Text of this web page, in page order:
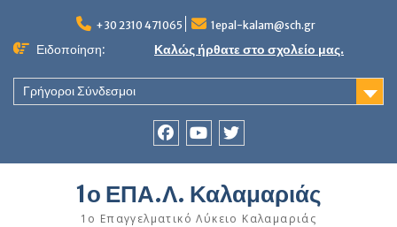
content
+30 2310 471065 1epal-kalam@sch.gr
Ειδοποίηση: Καλώς ήρθατε στο σχολείο μας.
Γρήγοροι Σύνδεσμοι
1ο ΕΠΑ.Λ. Καλαμαριάς
1ο Επαγγελματικό Λύκειο Καλαμαριάς